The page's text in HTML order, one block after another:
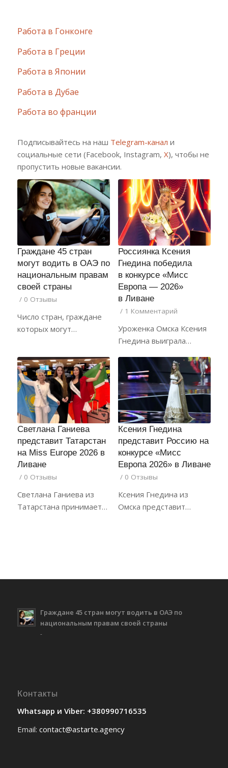
Работа в Гонконге
Работа в Греции
Работа в Японии
Работа в Дубае
Работа во франции
Подписывайтесь на наш Telegram-канал и
социальные сети (Facebook, Instagram, X), чтобы не
пропустить новые вакансии.
Граждане 45 стран
могут водить в ОАЭ по
национальным правам
своей страны
/ 0 Отзывы
Число стран, граждане
которых могут…
Россиянка Ксения
Гнедина победила
в конкурсе «Мисс
Европа — 2026»
в Ливане
/ 1 Комментарий
Уроженка Омска Ксения
Гнедина выиграла…
Светлана Ганиева
представит Татарстан
на Miss Europe 2026 в
Ливане
/ 0 Отзывы
Светлана Ганиева из
Татарстана принимает…
Ксения Гнедина
представит Россию на
конкурсе «Мисс
Европа 2026» в Ливане
/ 0 Отзывы
Ксения Гнедина из
Омска представит…
Граждане 45 стран могут водить в ОАЭ по
национальным правам своей страны
-
Контакты
Whatsapp и Viber: +380990716535
Email: contact@astarte.agency